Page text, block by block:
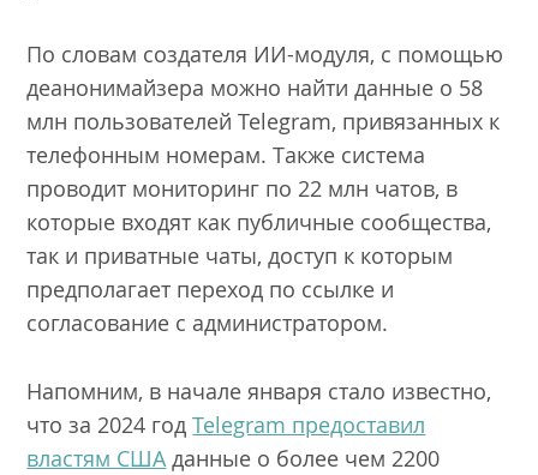
По словам создателя ИИ-модуля, с помощью
деанонимайзера можно найти данные о 58
млн пользователей Telegram, привязанных к
телефонным номерам. Также система
проводит мониторинг по 22 млн чатов, в
которые входят как публичные сообщества,
так и приватные чаты, доступ к которым
предполагает переход по ссылке и
согласование с администратором.
Напомним, в начале января стало известно,
что за 2024 годTelegram предоставил
властям СШАданные о более чем 2200